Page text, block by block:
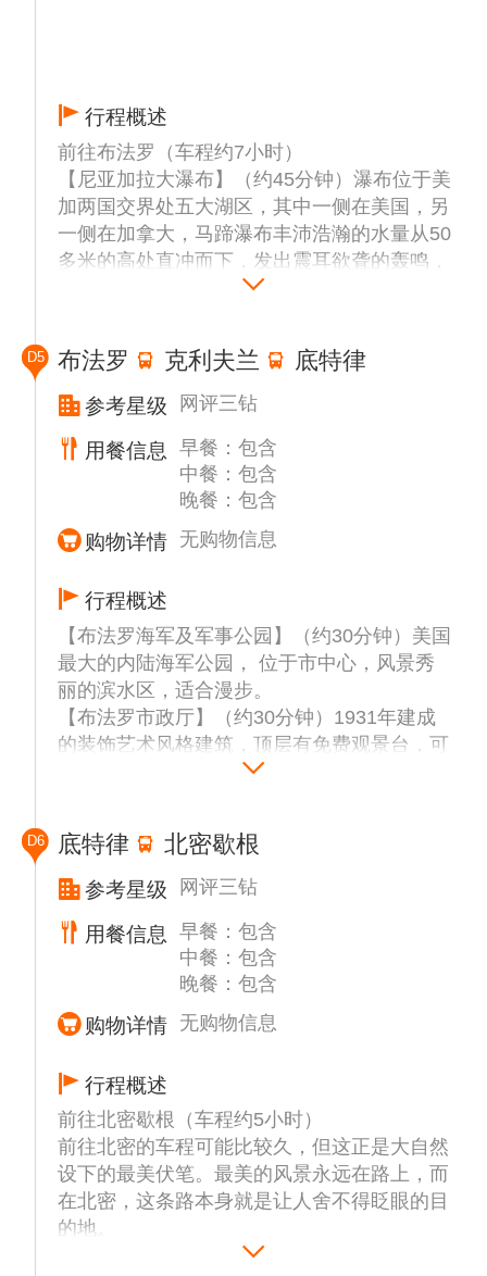
圆形大厅，并多次扩建和改建。现在，这个圆
顶已经成为电视中美国政治新闻报道的最佳背
景。
前往酒店入住休息。
行程概述
前往布法罗（车程约7小时）
【尼亚加拉大瀑布】（约45分钟）瀑布位于美
加两国交界处五大湖区，其中一侧在美国，另
一侧在加拿大，马蹄瀑布丰沛浩瀚的水量从50
多米的高处直冲而下，发出震耳欲聋的轰鸣，
气势有如雷霆万钧。瀑布溅起的浪花和水汽，
为婚纱瀑布，因其极为宽广细致，很像一件新
娘的婚纱，因而得名。
【雾中少女号游船】（含船票，约20分钟）不
仅提供了一次难忘的水上之旅，还让你有机会
近距离感受尼亚加拉瀑布的震撼力量。这是一
次绝对值得体验的冒险之旅。
温馨提示：雾中少女号游船今年开放时间为5
月中上旬至11月8日，若天气原因雾中少女号
未开放，则安排在观景点体验瀑布。
前往酒店入住休息。
D5 布法罗 克利夫兰 底特律
参考星级 网评三钻
用餐信息
早餐：包含
中餐：包含
晚餐：包含
购物详情 无购物信息
行程概述
【布法罗海军及军事公园】（约30分钟）美国
最大的内陆海军公园， 位于市中心，风景秀
丽的滨水区，适合漫步。
【布法罗市政厅】（约30分钟）1931年建成
的装饰艺术风格建筑，顶层有免费观景台，可
际的艺术殿堂，收藏了超过45000件作品的博
物馆，藏品横跨6000多年的历史。
前往底特律（车程约2.5小时），抵达酒店入
住休息。
D6 底特律 北密歇根
参考星级 网评三钻
用餐信息
早餐：包含
中餐：包含
晚餐：包含
购物详情 无购物信息
行程概述
前往北密歇根（车程约5小时）
前往北密的车程可能比较久，但这正是大自然
设下的最美伏笔。最美的风景永远在路上，而
在北密，这条路本身就是让人舍不得眨眼的目
的地。
【麦基诺大桥】（途经）是美国密歇根州跨越